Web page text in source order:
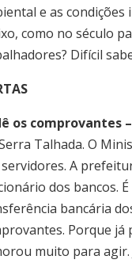
e as condições
como no século
Difícil
os comprovantes –
Talhada. O
A
dos bancos.
bancária
Porque já
muito para